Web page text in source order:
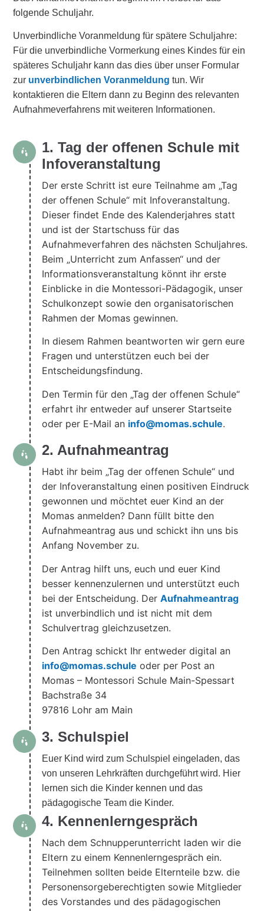
folgende Schuljahr.
Unverbindliche Voranmeldung für spätere Schuljahre:
Für die unverbindliche Vormerkung eines Kindes für ein
späteres Schuljahr kann das dies über unser Formular
zur unverbindlichen Voranmeldung tun. Wir
kontaktieren die Eltern dann zu Beginn des relevanten
Aufnahmeverfahrens mit weiteren Informationen.
1. Tag der offenen Schule mit
Infoveranstaltung
Der erste Schritt ist eure Teilnahme am „Tag
der offenen Schule“ mit Infoveranstaltung.
Dieser findet Ende des Kalenderjahres statt
und ist der Startschuss für das
Aufnahmeverfahren des nächsten Schuljahres.
Beim „Unterricht zum Anfassen“ und der
Informationsveranstaltung könnt ihr erste
Einblicke in die Montessori-Pädagogik, unser
Schulkonzept sowie den organisatorischen
Rahmen der Momas gewinnen.
In diesem Rahmen beantworten wir gern eure
Fragen und unterstützen euch bei der
Entscheidungsfindung.
Den Termin für den „Tag der offenen Schule“
erfahrt ihr entweder auf unserer Startseite
oder per E-Mail an info@momas.schule.
2. Aufnahmeantrag
Habt ihr beim „Tag der offenen Schule“ und
der Infoveranstaltung einen positiven Eindruck
gewonnen und möchtet euer Kind an der
Momas anmelden? Dann füllt bitte den
Aufnahmeantrag aus und schickt ihn uns bis
Anfang November zu.
Der Antrag hilft uns, euch und euer Kind
besser kennenzulernen und unterstützt euch
bei der Entscheidung. DerAufnahmeantrag
ist unverbindlich und ist nicht mit dem
Schulvertrag gleichzusetzen.
Den Antrag schickt Ihr entweder digital an
info@momas.schule oder per Post an
Momas – Montessori Schule Main-Spessart
Bachstraße 34
97816 Lohr am Main
3. Schulspiel
Euer Kind wird zum Schulspiel eingeladen, das
von unseren Lehrkräften durchgeführt wird. Hier
lernen sich die Kinder kennen und das
pädagogische Team die Kinder.
4. Kennenlerngespräch
Nach dem Schnupperunterricht laden wir die
Eltern zu einem Kennenlerngespräch ein.
Teilnehmen sollten beide Elternteile bzw. die
Personensorgeberechtigten sowie Mitglieder
des Vorstandes und des pädagogischen